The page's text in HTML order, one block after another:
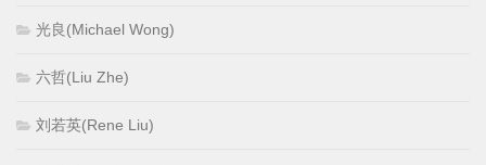
光良(Michael Wong)
六哲(Liu Zhe)
刘若英(Rene Liu)